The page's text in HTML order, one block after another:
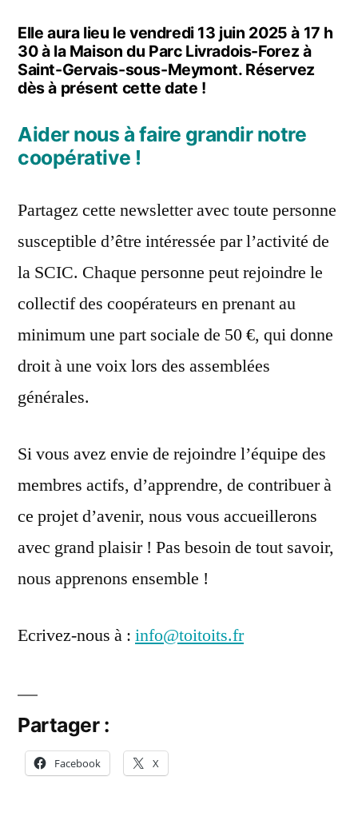
Elle aura lieu le vendredi 13 juin 2025 à 17 h
30 à la Maison du Parc Livradois-Forez à
Saint-Gervais-sous-Meymont. Réservez
dès à présent cette date !
Aider nous à faire grandir notre
coopérative !
Partagez cette newsletter avec toute personne
susceptible d’être intéressée par l’activité de
la SCIC. Chaque personne peut rejoindre le
collectif des coopérateurs en prenant au
minimum une part sociale de 50 €, qui donne
droit à une voix lors des assemblées
générales.
Si vous avez envie de rejoindre l’équipe des
membres actifs, d’apprendre, de contribuer à
ce projet d’avenir, nous vous accueillerons
avec grand plaisir ! Pas besoin de tout savoir,
nous apprenons ensemble !
Ecrivez-nous à : info@toitoits.fr
Partager :
Facebook X